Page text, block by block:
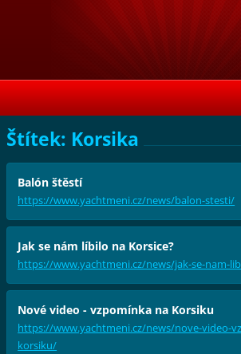
Štítek: Korsika
Balón štěstí
https://www.yachtmeni.cz/news/balon-stesti/
Jak se nám líbilo na Korsice?
https://www.yachtmeni.cz/news/jak-se-nam-
Nové video - vzpomínka na Korsiku
https://www.yachtmeni.cz/news/nove-video-
korsiku/